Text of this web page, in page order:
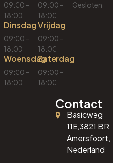
09:00 –
18:00
Dinsdag
09:00 –
18:00
Woensdag
09:00 –
18:00
09:00 –
18:00
Vrijdag
09:00 –
18:00
Zaterdag
09:00 –
18:00
Gesloten
Contact
Basicweg
11E,3821 BR
Amersfoort,
Nederland